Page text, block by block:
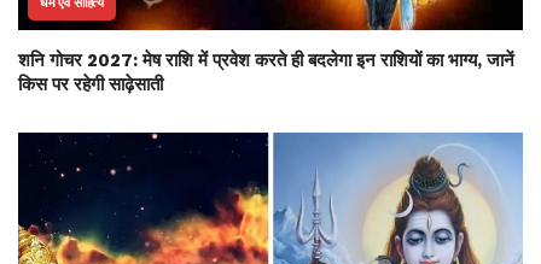
धर्म एवं साहित्य
शनि गोचर 2027: मेष राशि में प्रवेश करते ही बदलेगा इन राशियों का भाग्य, जानें
किस पर रहेगी साढ़ेसाती